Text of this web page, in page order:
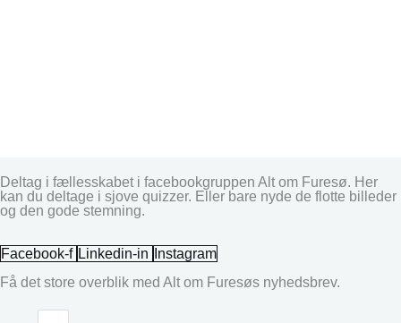
Deltag i fællesskabet i facebookgruppen Alt om Furesø. Her
kan du deltage i sjove quizzer. Eller bare nyde de flotte billeder
og den gode stemning.
Facebook-f Linkedin-in
Instagram
Få det store overblik med Alt om Furesøs nyhedsbrev.